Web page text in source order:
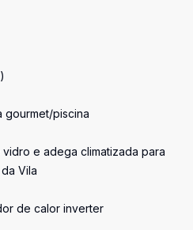
gourmet/piscina
e adega climatizada para
Vila
de calor inverter